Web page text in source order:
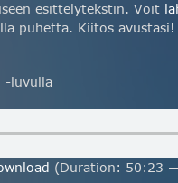
esittelytekstin. Voit
puhetta. Kiitos avustasi!
-luvulla
(Duration: 50:23